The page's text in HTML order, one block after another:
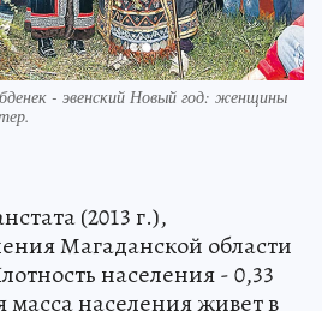
- эвенский Новый год: женщины
(2013 г.),
Магаданской области
населения - 0,33
населения живет в